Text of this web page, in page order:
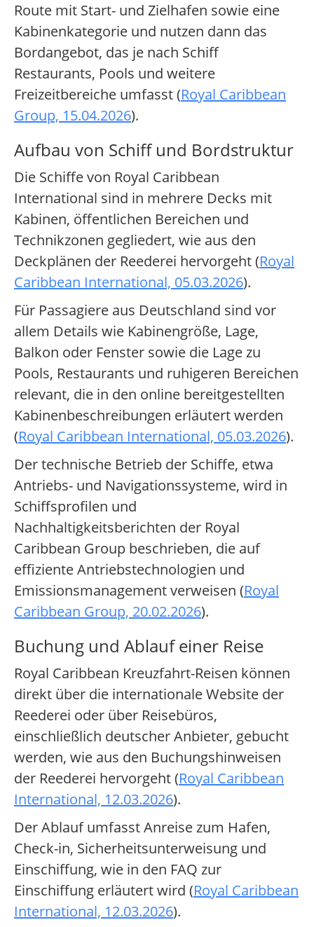
Route mit Start- und Zielhafen sowie eine
Kabinenkategorie und nutzen dann das
Bordangebot, das je nach Schiff
Restaurants, Pools und weitere
Freizeitbereiche umfasst (Royal Caribbean
Group, 15.04.2026).
Aufbau von Schiff und Bordstruktur
Die Schiffe von Royal Caribbean
International sind in mehrere Decks mit
Kabinen, öffentlichen Bereichen und
Technikzonen gegliedert, wie aus den
Deckplänen der Reederei hervorgeht (Royal
Caribbean International, 05.03.2026).
Für Passagiere aus Deutschland sind vor
allem Details wie Kabinengröße, Lage,
Balkon oder Fenster sowie die Lage zu
Pools, Restaurants und ruhigeren Bereichen
relevant, die in den online bereitgestellten
Kabinenbeschreibungen erläutert werden
(Royal Caribbean International, 05.03.2026).
Der technische Betrieb der Schiffe, etwa
Antriebs- und Navigationssysteme, wird in
Schiffsprofilen und
Nachhaltigkeitsberichten der Royal
Caribbean Group beschrieben, die auf
effiziente Antriebstechnologien und
Emissionsmanagement verweisen (Royal
Caribbean Group, 20.02.2026).
Buchung und Ablauf einer Reise
Royal Caribbean Kreuzfahrt-Reisen können
direkt über die internationale Website der
Reederei oder über Reisebüros,
einschließlich deutscher Anbieter, gebucht
werden, wie aus den Buchungshinweisen
der Reederei hervorgeht (Royal Caribbean
International, 12.03.2026).
Der Ablauf umfasst Anreise zum Hafen,
Check-in, Sicherheitsunterweisung und
Einschiffung, wie in den FAQ zur
Einschiffung erläutert wird (Royal Caribbean
International, 12.03.2026).